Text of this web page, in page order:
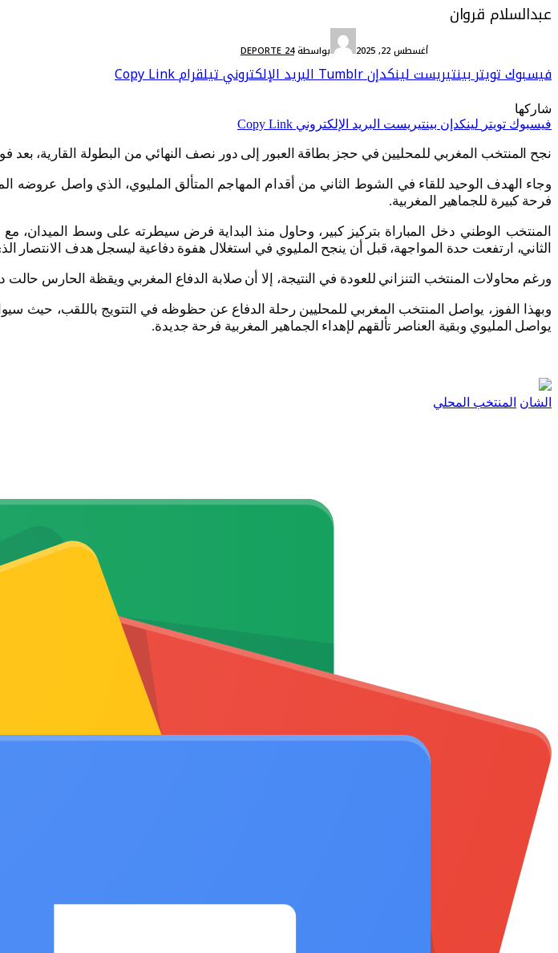
عبدالسلام قروان
أغسطس 22, 2025 بواسطةDEPORTE 24
فيسبوكتويتربينتيريستلينكدإنTumblrالبريد الإلكترونيتيلقرامCopy Link
شاركها
فيسبوك تويتر لينكدإن بينتيريست البريد الإلكتروني Copy Link
نجح المنتخب المغربي للمحليين في حجز بطاقة العبور إلى دور نصف النهائي من البطولة القارية،
وجاء الهدف الوحيد للقاء في الشوط الثاني من أقدام المهاجم المتألق المليوي، الذي واصل عروضه
فرحة كبيرة للجماهير المغربية.
المنتخب الوطني دخل المباراة بتركيز كبير، وحاول منذ البداية فرض سيطرته على وسط
الثاني، ارتفعت حدة المواجهة، قبل أن ينجح المليوي في استغلال هفوة دفاعية ليسجل هدف الانتصار
ورغم محاولات المنتخب التنزاني للعودة في النتيجة، إلا أن صلابة الدفاع المغربي ويقظة الحارس
وبهذا الفوز، يواصل المنتخب المغربي للمحليين رحلة الدفاع عن حظوظه في التتويج باللقب، حيث
يواصل المليوي وبقية العناصر تألقهم لإهداء الجماهير المغربية فرحة جديدة.
الشان المنتخب المحلي